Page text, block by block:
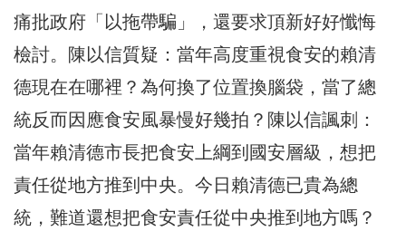
痛批政府「以拖帶騙」，還要求頂新好好懺悔
檢討。陳以信質疑：當年高度重視食安的賴清
德現在在哪裡？為何換了位置換腦袋，當了總
統反而因應食安風暴慢好幾拍？陳以信諷刺：
當年賴清德市長把食安上綱到國安層級，想把
責任從地方推到中央。今日賴清德已貴為總
統，難道還想把食安責任從中央推到地方嗎？